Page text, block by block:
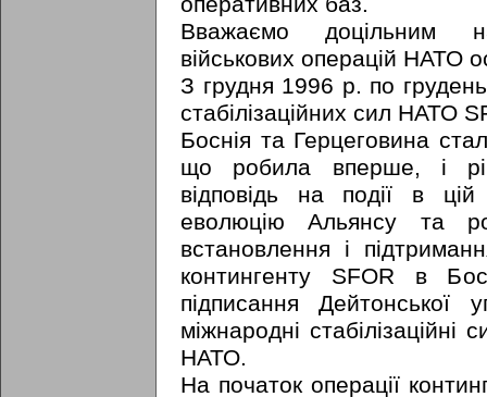
Вважаємо доцільним
військових операцій НАТО
З грудня 1996 р. по
стабілізаційних сил НАТО
Боснія та Герцеговина
що робила вперше, і
відповідь на події в
еволюцію Альянсу та
встановлення і
контингенту SFOR в
підписання
міжнародні стабілізаційні
НАТО.
На початок операції